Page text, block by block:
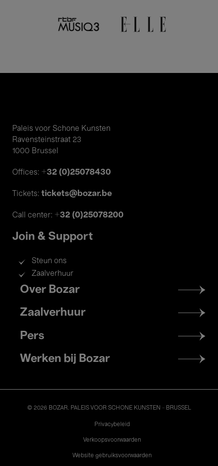
Paleis voor Schone Kunsten
Ravensteinstraat 23
1000 Brussel
Offices: +32 (0)25078430
Tickets: tickets@bozar.be
Call center: +32 (0)25078200
Join & Support
Steun ons
Zaalverhuur
Footer
menu
Over Bozar
Zaalverhuur
Pers
Werken bij Bozar
© 2026 BOZAR. PALEIS VOOR SCHONE KUNSTEN - BRUSSEL
Privacybeleid
Verkoopsvoorwaarden
Website gebruiksvoorwaarden